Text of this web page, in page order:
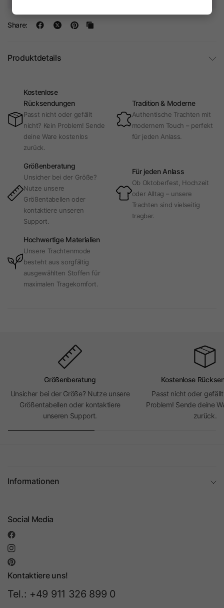
Share:
Produktdetails
Kostenlose
Rücksendungen
Passt nicht oder gefällt
nicht? Kein Problem! Sende
deine Ware kostenlos
zurück.
Tradition & Moderne
Authentische Trachten mit
modernem Touch – perfekt
für jeden Anlass.
Größenberatung
Unsicher bei der Größe?
Nutze unsere
Größentabellen oder
kontaktiere unseren
Support.
Für jeden Anlass
Ob Oktoberfest, Hochzeit
oder Alltag – unsere
Trachten sind vielseitig
tragbar.
Hochwertige Materialien
Unsere Trachtenmode
besteht aus sorgfältig
ausgewählten Stoffen für
maximalen Tragekomfort.
Größenberatung
Unsicher bei der Größe? Nutze unsere
Größentabellen oder kontaktiere
unseren Support.
Kostenlose
Passt nicht oder
Problem! Sende deine
zurück.
Informationen
Social Media
Kontaktiere uns!
Tel.: +49 911 326 899 0